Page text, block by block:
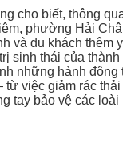
cho biết, thông
phường Hải
và du khách thêm
sinh thái của
những hành động
việc giảm rác
tay bảo vệ các loài